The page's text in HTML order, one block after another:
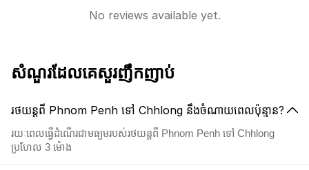
No reviews available yet.
សំណួរដែលគេសួរញឹកញាប់
រថយន្តពី Phnom Penh ទៅ Chhlong នឹងចំណាយពេលប៉ុន្មាន?
រយៈពេលធ្វើដំណើរជាមធ្យមរបស់រថយន្តពី Phnom Penh ទៅ Chhlong
ប្រហែល 3 ម៉ោង